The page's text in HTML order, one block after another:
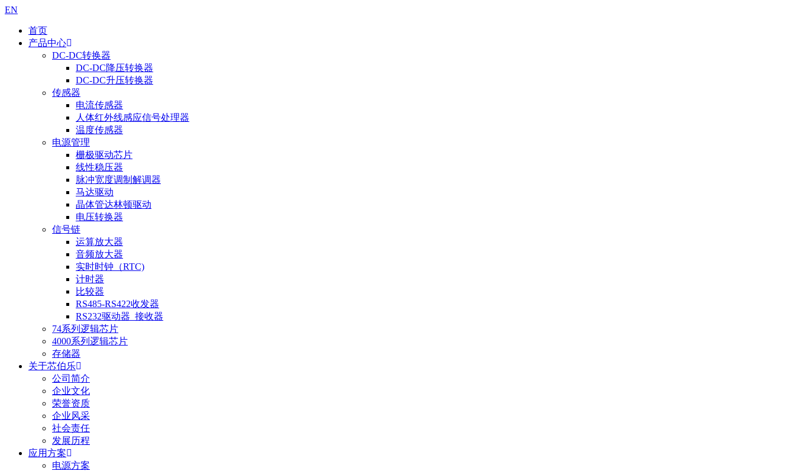
EN
首页
产品中心
DC-DC转换器
DC-DC降压转换器
DC-DC升压转换器
传感器
电流传感器
人体红外线感应信号处理器
温度传感器
电源管理
栅极驱动芯片
线性稳压器
脉冲宽度调制解调器
马达驱动
晶体管达林顿驱动
电压转换器
信号链
运算放大器
音频放大器
实时时钟（RTC)
计时器
比较器
RS485-RS422收发器
RS232驱动器_接收器
74系列逻辑芯片
4000系列逻辑芯片
存储器
关于芯伯乐
公司简介
企业文化
荣誉资质
企业风采
社会责任
发展历程
应用方案
电源方案